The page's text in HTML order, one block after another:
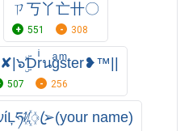
ㄗ丂丫亡卄〇
551 308
|✘|๖ۣۜƊrͥนgͣsͫter❥™||
507 256
name)